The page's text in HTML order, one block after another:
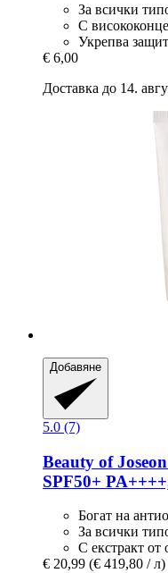
За всички
С
Укрепва
€ 6,00
Доставка до 14.
Добавяне
5.0 (7)
Beauty of Joseon
SPF50+
Богат на
За всички
С екстракт от
€ 20,99 (€ 419,80 / л)